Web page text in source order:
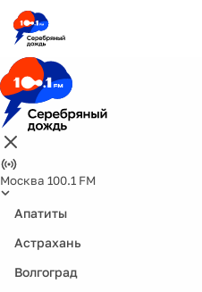
Москва 100.1 FM
Апатиты
Астрахань
Волгоград